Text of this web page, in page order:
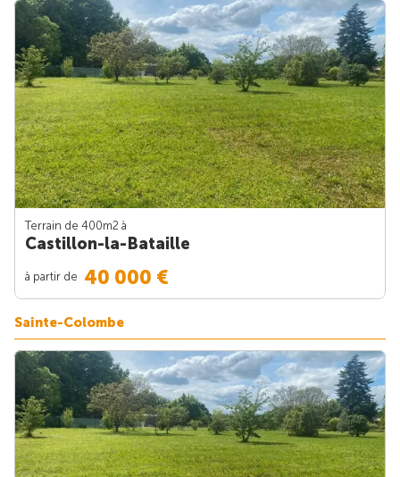
Terrain de 400m2 à
Castillon-la-Bataille
à partir de 40 000 €
Sainte-Colombe